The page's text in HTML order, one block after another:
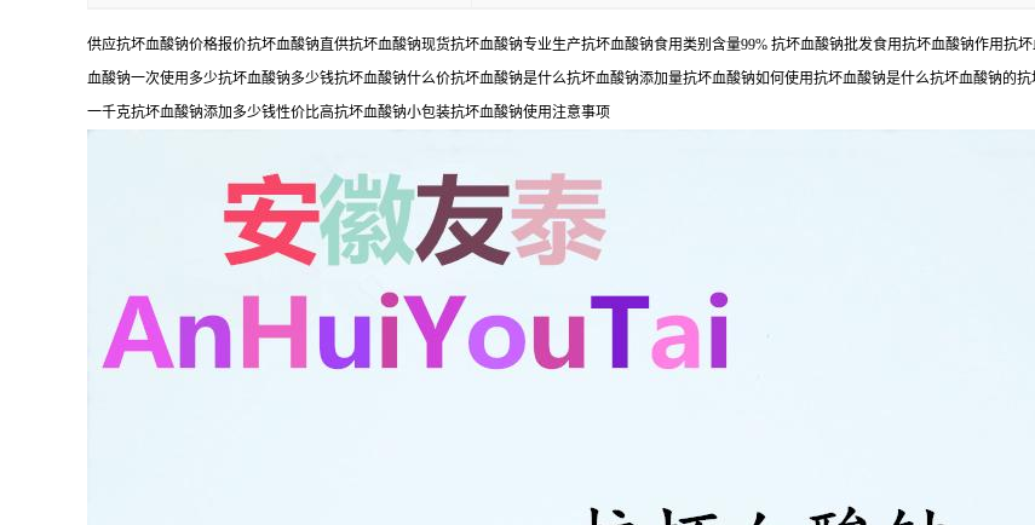
供应抗坏血酸钠价格报价抗坏血酸钠直供抗坏血酸钠现货抗坏血酸钠专业生产抗坏血酸钠食用类别含量99% 抗坏血酸钠批发食用抗坏血酸钠作用抗
血酸钠一次使用多少抗坏血酸钠多少钱抗坏血酸钠什么价抗坏血酸钠是什么抗坏血酸钠添加量抗坏血酸钠如何使用抗坏血酸钠是什么抗坏血酸钠的
一千克抗坏血酸钠添加多少钱性价比高抗坏血酸钠小包装抗坏血酸钠使用注意事项